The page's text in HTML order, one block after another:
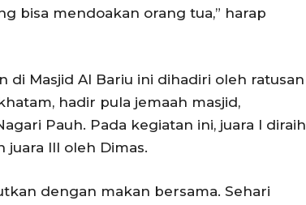
bisa mendoakan orang tua,” harap
di Masjid Al Bariu ini dihadiri oleh ratusan
hadir pula jemaah masjid,
Pauh. Pada kegiatan ini, juara I diraih
juara III oleh Dimas.
dengan makan bersama. Sehari